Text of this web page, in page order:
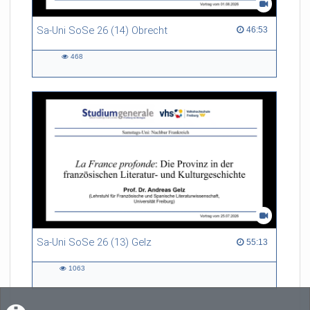
Sa-Uni SoSe 26 (14) Obrecht 46:53
46:53 duration
468
Sa-Uni SoSe 26 (13) Gelz 55:13
55:13 duration
1063